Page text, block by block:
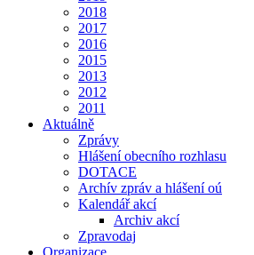
2018
2017
2016
2015
2013
2012
2011
Aktuálně
Zprávy
Hlášení obecního rozhlasu
DOTACE
Archív zpráv a hlášení oú
Kalendář akcí
Archiv akcí
Zpravodaj
Organizace